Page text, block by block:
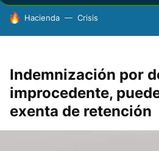
HOY SE HABLA DE
Hacienda Crisis
Indemnización por
improcedente,
exenta de retención